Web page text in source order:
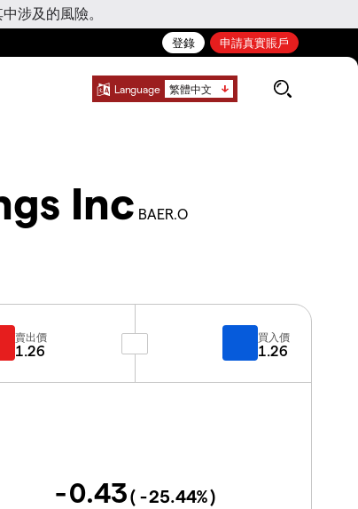
涉及的風險。
登錄 申請真實賬戶
Language 繁體中文
Inc BAER.O
賣出價
1.26
買入價
1.26
-0.43( -25.44%)